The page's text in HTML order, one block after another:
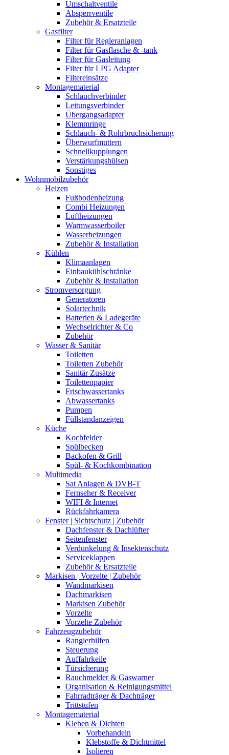
Umschaltventile
Absperrventile
Zubehör & Ersatzteile
Gasfilter
Filter für Regleranlagen
Filter für Gasflasche & -tank
Filter für Gasleitung
Filter für LPG Adapter
Filtereinsätze
Montagematerial
Schlauchverbinder
Leitungsverbinder
Übergangsadapter
Klemmringe
Schlauch- & Rohrbruchsicherung
Überwurfmuttern
Schnellkupplungen
Verstärkungshülsen
Sonstiges
Wohnmobilzubehör
Heizen
Fußbodenheizung
Combi Heizungen
Luftheizungen
Warmwasserboiler
Wasserheizungen
Zubehör & Installation
Kühlen
Klimaanlagen
Einbaukühlschränke
Zubehör & Installation
Stromversorgung
Generatoren
Solartechnik
Batterien & Ladegeräte
Wechselrichter & Co
Zubehör
Wasser & Sanitär
Toiletten
Toiletten Zubehör
Sanitär Zusätze
Toilettenpapier
Frischwassertanks
Abwassertanks
Pumpen
Füllstandanzeigen
Küche
Kochfelder
Spülbecken
Backofen & Grill
Spül- & Kochkombination
Multimedia
Sat Anlagen & DVB-T
Fernseher & Receiver
WIFI & Internet
Rückfahrkamera
Fenster | Sichtschutz | Zubehör
Dachfenster & Dachlüfter
Seitenfenster
Verdunkelung & Insektenschutz
Serviceklappen
Zubehör & Ersatzteile
Markisen | Vorzelte | Zubehör
Wandmarkisen
Dachmarkisen
Markisen Zubehör
Vorzelte
Vorzelte Zubehör
Fahrzeugzubehör
Rangierhilfen
Steuerung
Auffahrkeile
Türsicherung
Rauchmelder & Gaswarner
Organisation & Reinigungsmittel
Fahrradträger & Dachträger
Trittstufen
Montagematerial
Kleben & Dichten
Vorbehandeln
Klebstoffe & Dichtmittel
Isolieren